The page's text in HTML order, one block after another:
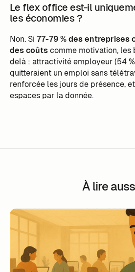
Le flex office est-il
les économies ?
Non. Si 77-79 % des entreprises
des coûtscomme motivation, les
delà : attractivité employeur (54
quitteraient un emploi sans
renforcée les jours de présence,
espaces par la donnée.
À lire